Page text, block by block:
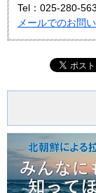
Tel：025-280-
メールでのお問